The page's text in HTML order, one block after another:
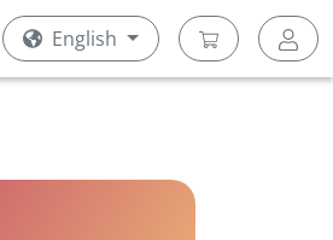
English